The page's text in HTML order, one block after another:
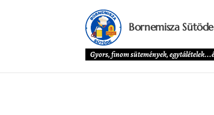
Bornemisza
Gyors, finom sütemények,